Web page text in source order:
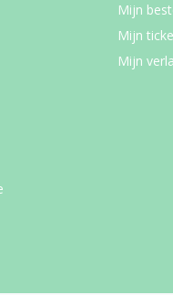
Mijn
Mijn
Mijn